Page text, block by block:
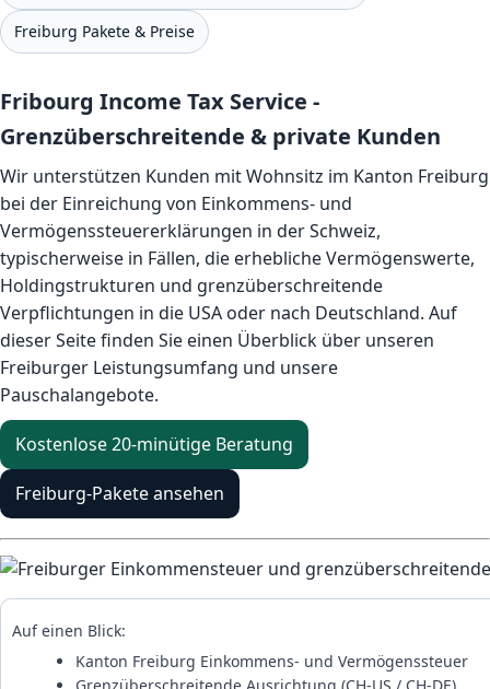
Freiburg Pakete & Preise
Fribourg Income Tax Service -
Grenzüberschreitende & private Kunden
Wir unterstützen Kunden mit Wohnsitz im Kanton Freiburg
bei der Einreichung von Einkommens- und
Vermögenssteuererklärungen in der Schweiz,
typischerweise in Fällen, die erhebliche Vermögenswerte,
Holdingstrukturen und grenzüberschreitende
Verpflichtungen in die USA oder nach Deutschland. Auf
dieser Seite finden Sie einen Überblick über unseren
Freiburger Leistungsumfang und unsere
Pauschalangebote.
Kostenlose 20-minütige Beratung
Freiburg-Pakete ansehen
Auf einen Blick:
Kanton Freiburg Einkommens- und Vermögenssteuer